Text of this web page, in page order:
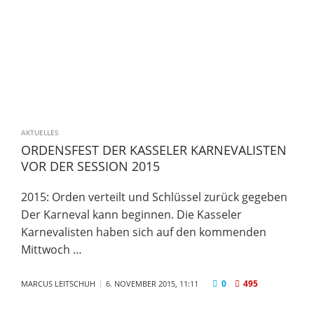
AKTUELLES
ORDENSFEST DER KASSELER KARNEVALISTEN
VOR DER SESSION 2015
2015: Orden verteilt und Schlüssel zurück gegeben
Der Karneval kann beginnen. Die Kasseler
Karnevalisten haben sich auf den kommenden
Mittwoch …
MARCUS LEITSCHUH 6. NOVEMBER 2015, 11:11 0 495